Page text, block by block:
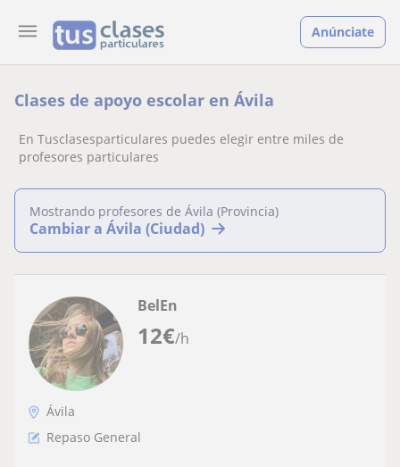
Anúnciate
Clases de apoyo escolar en Ávila
En Tusclasesparticulares puedes elegir entre miles de
profesores particulares
Mostrando profesores de Ávila (Provincia)
Cambiar a Ávila (Ciudad)
12€/h
BelEn
Ávila
Repaso General